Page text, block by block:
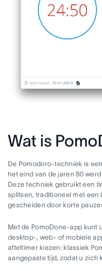
Wat is
De Pomodoro-techniek is
het eind van de jaren 80
Deze techniek gebruikt een
splitsen, traditioneel met een
gescheiden door korte
Met de PomoDone-app kunt
desktop-, web- of mobiele
afteltimer kiezen: klassiek
aangepaste tijd, zodat u zich